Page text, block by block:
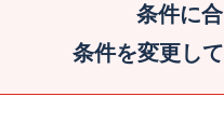
条件に
条件を変更し